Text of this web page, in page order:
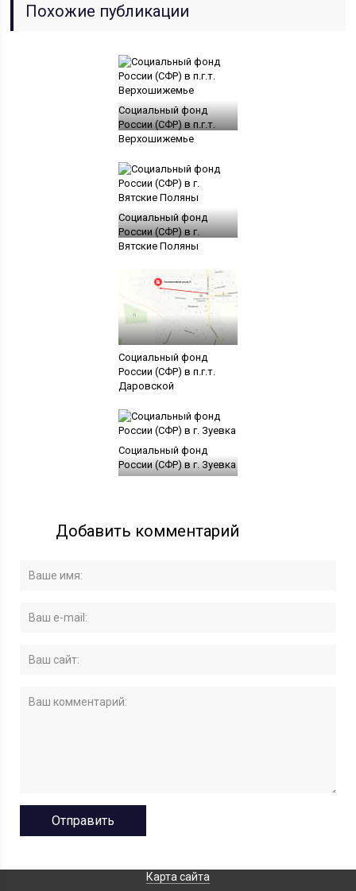
Похожие публикации
Социальный фонд
России (СФР) в п.г.т.
Верхошижемье
Социальный фонд
России (СФР) в г.
Вятские Поляны
Социальный фонд
России (СФР) в п.г.т.
Даровской
Социальный фонд
России (СФР) в г. Зуевка
Добавить комментарий
Карта сайта